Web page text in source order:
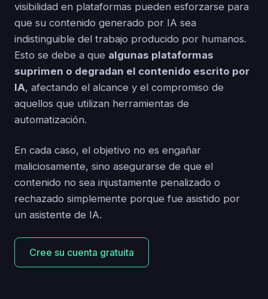
visibilidad en plataformas pueden esforzarse para
que su contenido generado por IA sea
indistinguible del trabajo producido por humanos.
Esto se debe a que algunas plataformas
suprimen o degradan el contenido escrito por
IA, afectando el alcance y el compromiso de
aquellos que utilizan herramientas de
automatización.
En cada caso, el objetivo no es engañar
maliciosamente, sino asegurarse de que el
contenido no sea injustamente penalizado o
rechazado simplemente porque fue asistido por
un asistente de IA.
Cree su cuenta gratuita